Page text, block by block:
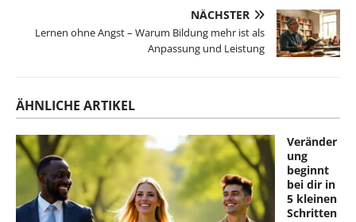
NÄCHSTER
Lernen ohne Angst – Warum Bildung mehr ist als
Anpassung und Leistung
ÄHNLICHE ARTIKEL
Veränder
ung
beginnt
bei dir in
5 kleinen
Schritten